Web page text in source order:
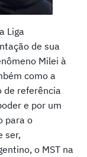
Liga
de sua
Milei à
como a
de referência
e por um
para o
ser,
o MST na